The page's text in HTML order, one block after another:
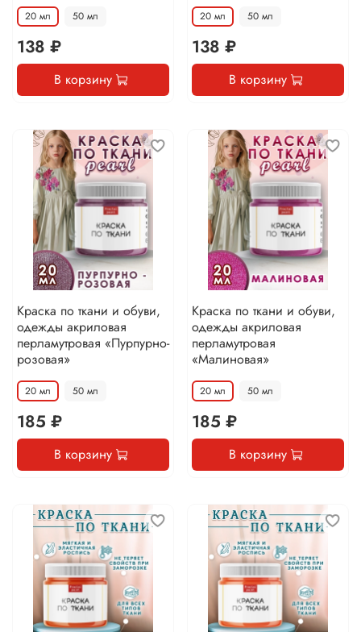
20 мл 50 мл
138 ₽
В корзину
20 мл 50 мл
138 ₽
В корзину
Краска по ткани и обуви,
одежды акриловая
перламутровая «Пурпурно-
розовая»
20 мл 50 мл
185 ₽
В корзину
Краска по ткани и обуви,
одежды акриловая
перламутровая
«Малиновая»
20 мл 50 мл
185 ₽
В корзину